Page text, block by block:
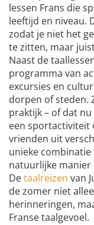
lessen Frans die
leeftijd en niveau.
zodat je niet het
te zitten, maar
Naast de
programma van
excursies en
dorpen of steden.
praktijk – of dat
een sportactiviteit
vrienden uit
unieke combinatie
natuurlijke manier
Detaalreizen van
de zomer niet
herinneringen,
Franse taalgevoel.